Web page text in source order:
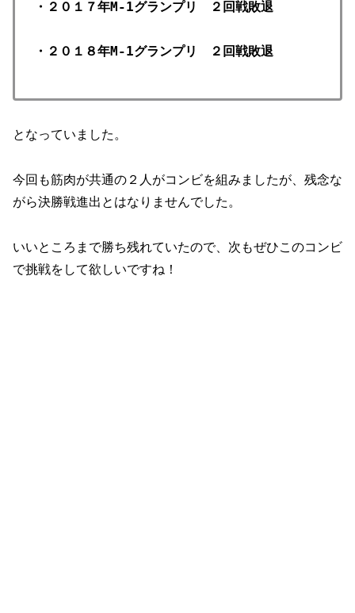
・２０１７年M-1グランプリ ２回戦敗退
・２０１８年M-1グランプリ ２回戦敗退
となっていました。
今回も筋肉が共通の２人がコンビを組みましたが、残念な
がら決勝戦進出とはなりませんでした。
いいところまで勝ち残れていたので、次もぜひこのコンビ
で挑戦をして欲しいですね！